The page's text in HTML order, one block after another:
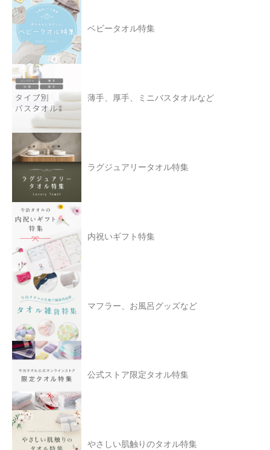
ベビータオル特集
薄手、厚手、ミニバスタオルなど
ラグジュアリータオル特集
内祝いギフト特集
マフラー、お風呂グッズなど
公式ストア限定タオル特集
やさしい肌触りのタオル特集